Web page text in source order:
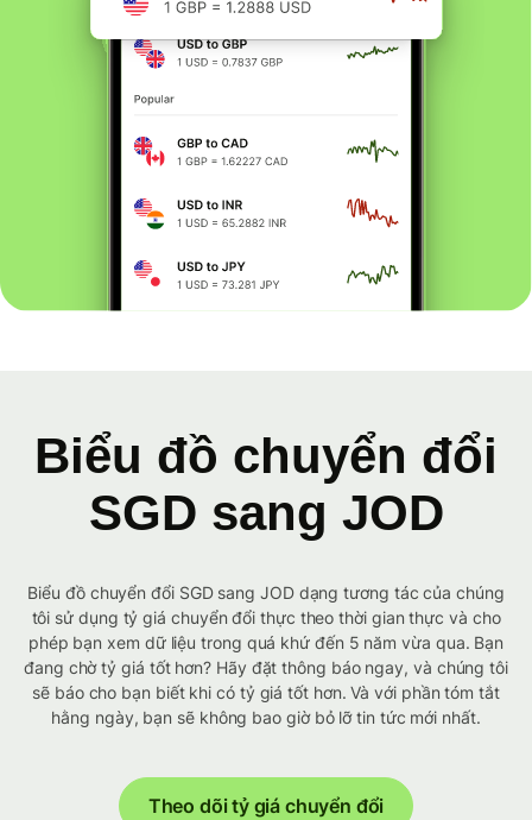
Biểu đồ chuyển đổi
SGD sang JOD
Biểu đồ chuyển đổi SGD sang JOD dạng tương tác của chúng
tôi sử dụng tỷ giá chuyển đổi thực theo thời gian thực và cho
phép bạn xem dữ liệu trong quá khứ đến 5 năm vừa qua. Bạn
đang chờ tỷ giá tốt hơn? Hãy đặt thông báo ngay, và chúng tôi
sẽ báo cho bạn biết khi có tỷ giá tốt hơn. Và với phần tóm tắt
hằng ngày, bạn sẽ không bao giờ bỏ lỡ tin tức mới nhất.
Theo dõi tỷ giá chuyển đổi